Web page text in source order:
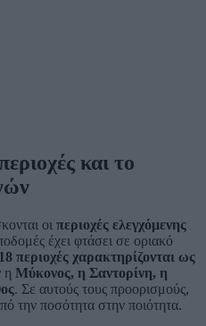
και το
οι περιοχές ελεγχόμενης
έχει φτάσει σε οριακό
18 περιοχές χαρακτηρίζονται ως
η Μύκονος, η Σαντορίνη, η
. Σε αυτούς τους προορισμούς,
την ποσότητα στην ποιότητα.